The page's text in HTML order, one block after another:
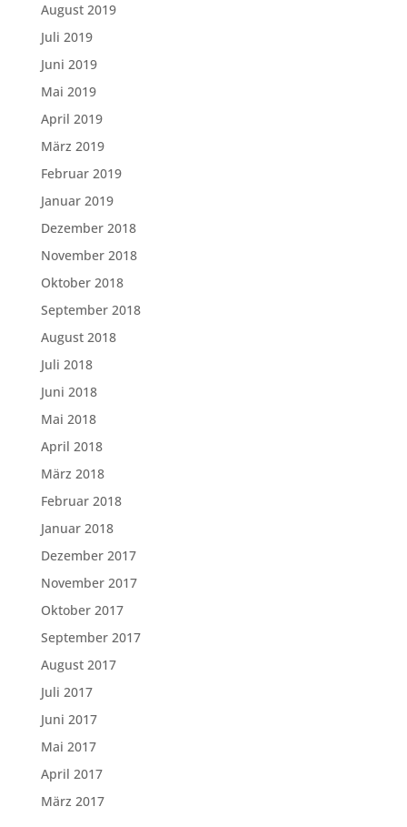
August 2019
Juli 2019
Juni 2019
Mai 2019
April 2019
März 2019
Februar 2019
Januar 2019
Dezember 2018
November 2018
Oktober 2018
September 2018
August 2018
Juli 2018
Juni 2018
Mai 2018
April 2018
März 2018
Februar 2018
Januar 2018
Dezember 2017
November 2017
Oktober 2017
September 2017
August 2017
Juli 2017
Juni 2017
Mai 2017
April 2017
März 2017